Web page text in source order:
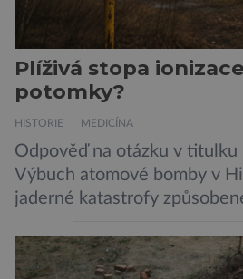
Plíživá stopa
potomky?
HISTORIE MEDICÍNA
Odpověď na otázku v titulku
Výbuch atomové bomby v
jaderné katastrofy
slabší a dlouhodobé záření
Přesto není stále zcela